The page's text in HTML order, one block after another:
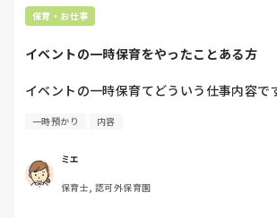
保育・お仕事
イベントの一時保育をやったことある方
イベントの一時保育てどういう仕事内容で
一時預かり 内容
ミエ
保育士, 認可外保育園